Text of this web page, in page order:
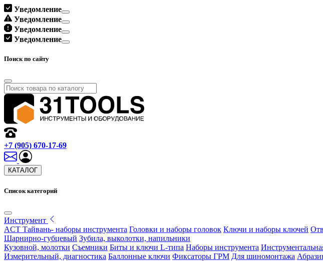
Уведомление
Уведомление
Уведомление
Уведомление
Поиск по сайту
+7 (905) 670-17-69
КАТАЛОГ
Список категорий
Инструмент
ACT Тайвань- наборы инструмента Головки и наборы головок Ключи и наборы ключей
Шарнирно-губцевый Зубила, выколотки, напильники
Кузовной, молотки Съемники Биты и ключи L-типа Наборы инструмента
Измерительный, диагностика Баллонные ключи Фиксаторы ГРМ Для шиномонтажа